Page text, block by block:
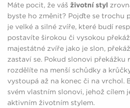
Máte pocit, že váš životní styl
byste ho změnit? Pojďte se trochu
je velké a silné zvíře, které budí
postavíte širokou či vysokou
majestátné zvíře jako je slon,
zastaví se. Pokud slonovi překážku
rozdělíte na menší schůdky a
vystoupá až na konec či na vrchol.
svém vlastním slonovi, jehož cílem
aktivním životním stylem.